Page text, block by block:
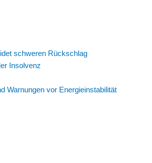
schweren Rückschlag
Insolvenz
Warnungen vor Energieinstabilität